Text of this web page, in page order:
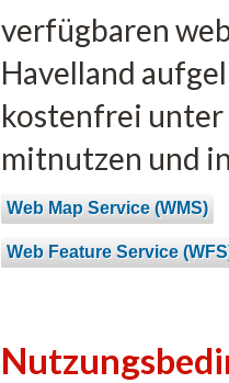
verfügbaren
Havelland
kostenfrei unter
mitnutzen und
Web Map Service (WMS)
Web Feature Service